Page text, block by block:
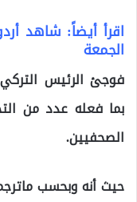
اقرأ أيضاً: شاهد
الجمعة
فوجئ الرئيس
بما فعله عدد من
الصحفيين.
حيث أنه وبحسب